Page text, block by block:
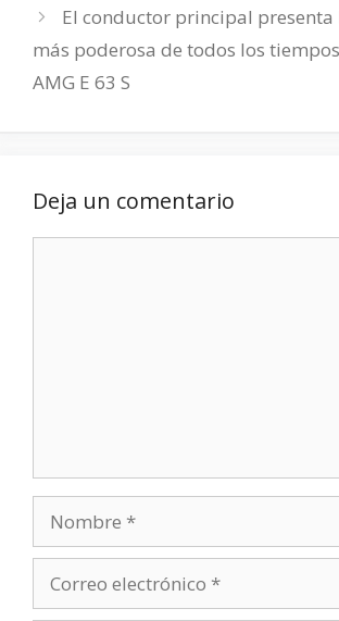
El conductor principal presenta
más poderosa de todos los
AMG E 63 S
Deja un comentario
electrónico